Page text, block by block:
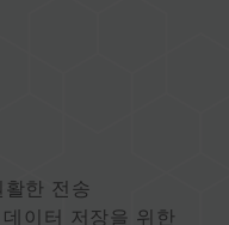
한 전송
이터 저장을 위한